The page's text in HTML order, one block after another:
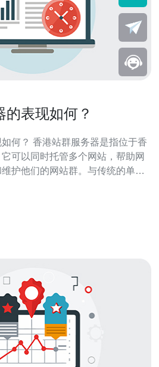
表现如何？
是指位于香
可以同时托管多个网站，帮助网
护他们的网站群。与传统的单一
务器的表现非